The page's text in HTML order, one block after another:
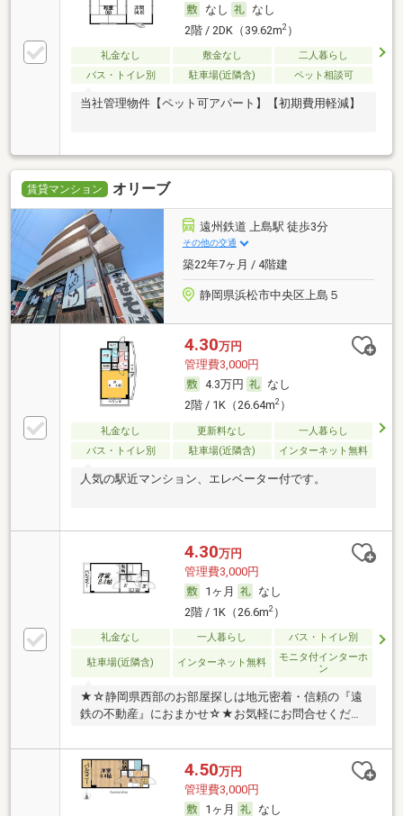
なし
なし
2階 / 2DK（39.62m2）
礼金なし 敷金なし
二人暮らし
バス・トイレ別
駐車場(近隣含) ペット相談可
当社管理物件【ペット可アパート】【初期費用軽減】
賃貸マンション オリーブ
遠州鉄道 上島駅 徒歩3分
その他の交通
築22年7ヶ月 / 4階建
静岡県浜松市中央区上島５
4.30万円
管理費3,000円
4.3万円
なし
2階 / 1K（26.64m2）
礼金なし 更新料なし
一人暮らし
バス・トイレ別
駐車場(近隣含) インターネット無料
人気の駅近マンション、エレベーター付です。
4.30万円
管理費3,000円
1ヶ月
なし
2階 / 1K（26.6m2）
礼金なし 一人暮らし バス・トイレ別
駐車場(近隣含) インターネット無料
モニタ付インターホ
ン
★☆静岡県西部のお部屋探しは地元密着・信頼の『遠
鉄の不動産』におまかせ☆★お気軽にお問合せくださ
4.50万円
管理費3,000円
1ヶ月
なし